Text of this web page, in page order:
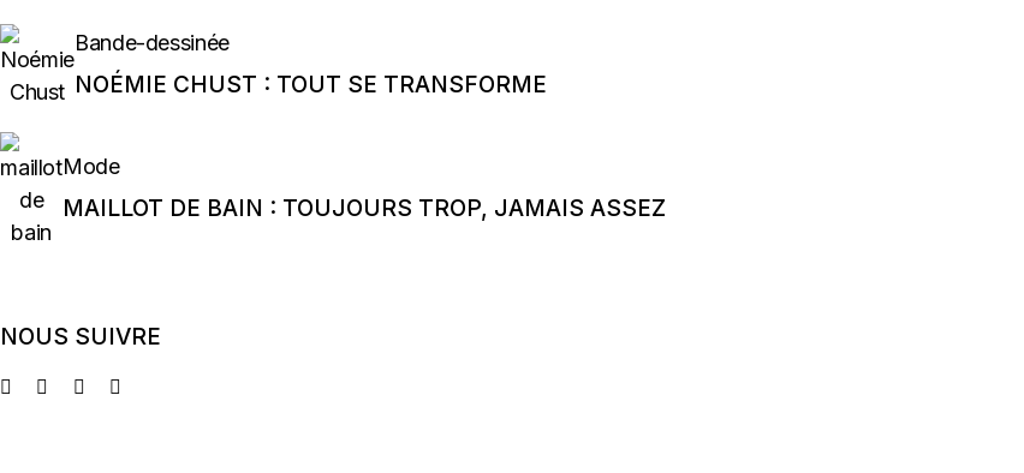
Bande-dessinée
NOÉMIE CHUST : TOUT SE TRANSFORME
Mode
MAILLOT DE BAIN : TOUJOURS TROP, JAMAIS ASSEZ
NOUS SUIVRE